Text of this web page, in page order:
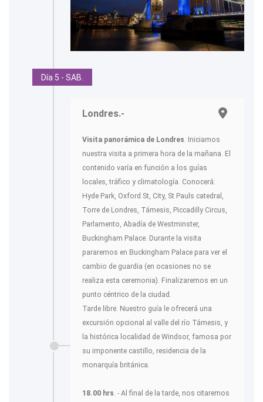
Día 5 - SAB.
Londres.-
Visita panorámica de Londres . Iniciamos
nuestra visita a primera hora de la mañana . El
contenido varía en función a los guías
locales, tráfico y climatología. Conocerá:
Hyde Park, Oxford St, City, St Pauls catedral,
Torre de Londres, Támesis, Piccadilly Circus,
Parlamento, Abadía de Westminster,
Buckingham Palace. Durante la visita
pararemos en Buckingham Palace para ver el
cambio de guardia (en ocasiones no se
realiza esta ceremonia). Finalizaremos en un
punto céntrico de la ciudad.
Tarde libre. Nuestro guía le ofrecerá una
excursión opcional al valle del río Támesis, y
la histórica localidad de Windsor, famosa por
su imponente castillo, residencia de la
monarquía británica.
18.00 hrs . - Al final de la tarde, nos citaremos